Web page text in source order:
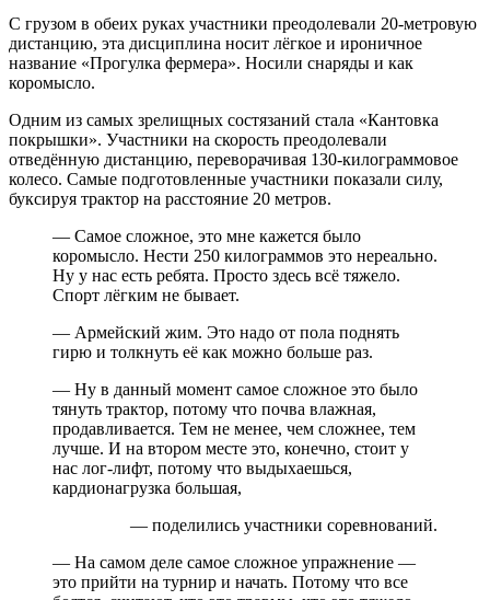
С грузом в обеих руках участники преодолевали 20-метровую
дистанцию, эта дисциплина носит лёгкое и ироничное
название «Прогулка фермера». Носили снаряды и как
коромысло.
Одним из самых зрелищных состязаний стала «Кантовка
покрышки». Участники на скорость преодолевали
отведённую дистанцию, переворачивая 130-килограммовое
колесо. Самые подготовленные участники показали силу,
буксируя трактор на расстояние 20 метров.
— Самое сложное, это мне кажется было
коромысло. Нести 250 килограммов это нереально.
Ну у нас есть ребята. Просто здесь всё тяжело.
Спорт лёгким не бывает.
— Армейский жим. Это надо от пола поднять
гирю и толкнуть её как можно больше раз.
— Ну в данный момент самое сложное это было
тянуть трактор, потому что почва влажная,
продавливается. Тем не менее, чем сложнее, тем
лучше. И на втором месте это, конечно, стоит у
нас лог-лифт, потому что выдыхаешься,
кардионагрузка большая,
— поделились участники соревнований.
— На самом деле самое сложное упражнение —
это прийти на турнир и начать. Потому что все